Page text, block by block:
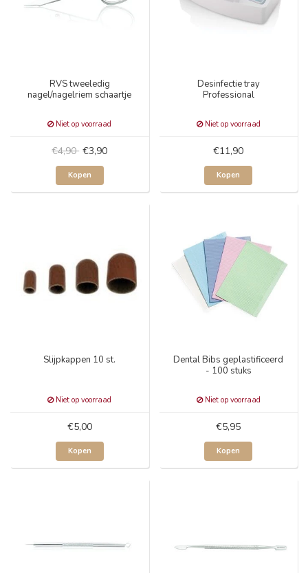
RVS tweeledig
nagel/nagelriem schaartje
Niet op voorraad
€4,90 €3,90
Kopen
Desinfectie tray
Professional
Niet op voorraad
€11,90
Kopen
Slijpkappen 10 st.
Niet op voorraad
€5,00
Kopen
Dental Bibs geplastificeerd
- 100 stuks
Niet op voorraad
€5,95
Kopen